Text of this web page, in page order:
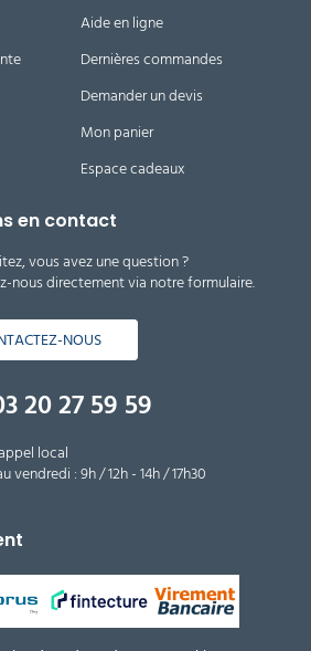
Aide en ligne
Dernières commandes
Demander un devis
Mon panier
Espace cadeaux
en contact
vous avez une question ?
nous directement via notre formulaire.
NOUS
20 27 59 59
local
vendredi : 9h / 12h - 14h / 17h30